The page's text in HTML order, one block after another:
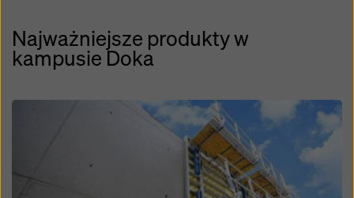
Najważniejsze produkty w
kampusie Doka
Open